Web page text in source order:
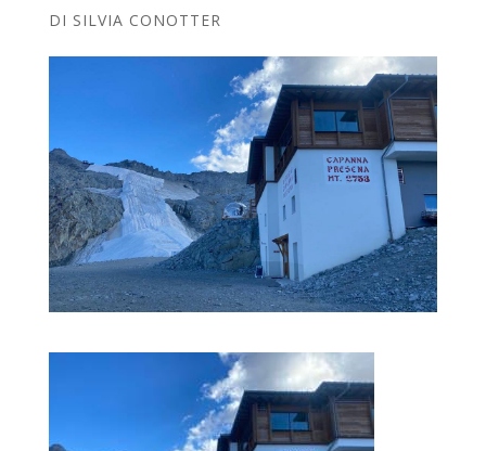
DI SILVIA CONOTTER